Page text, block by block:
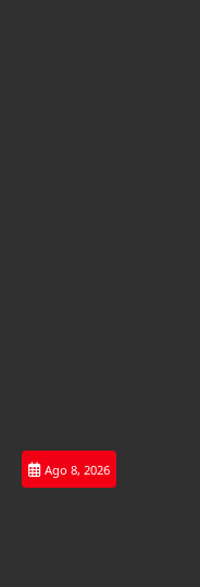
Ago 8, 2026